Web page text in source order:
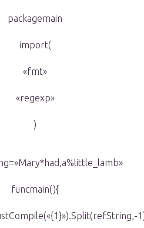
packagemain
import(
«fmt»
«regexp»
)
funcmain(){